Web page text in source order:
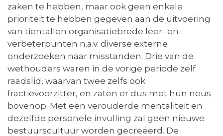
zaken te hebben, maar ook geen enkele
prioriteit te hebben gegeven aan de uitvoering
van tientallen organisatiebrede leer- en
verbeterpunten n.a.v. diverse externe
onderzoeken naar misstanden. Drie van de
wethouders waren in de vorige periode zelf
raadslid, waarvan twee zelfs ook
fractievoorzitter, en zaten er dus met hun neus
bovenop. Met een verouderde mentaliteit en
dezelfde personele invulling zal geen nieuwe
bestuurscultuur worden gecreëerd. De